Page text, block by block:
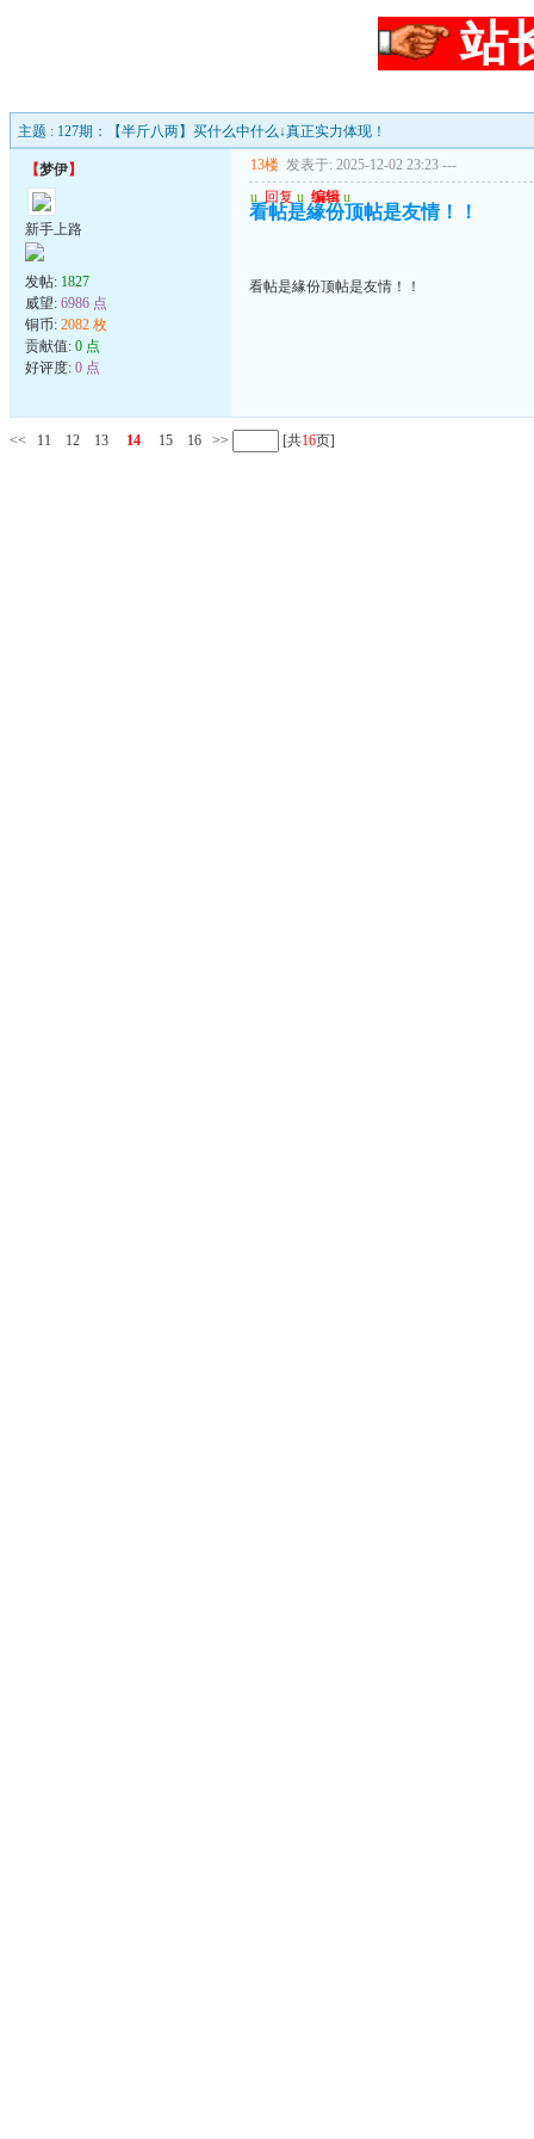
站
主题 : 127期：【半斤八两】买什么中什么↓真正实力体现！
【梦伊】
新手上路
发帖: 1827
威望: 6986 点
铜币: 2082 枚
贡献值: 0 点
好评度: 0 点
13楼 发表于: 2025-12-02 23:23 ---
u 回复 u 编辑 u
看帖是緣份顶帖是友情！！
看帖是緣份顶帖是友情！！
<< 11 12 13 14 15 16 >> [共16页]